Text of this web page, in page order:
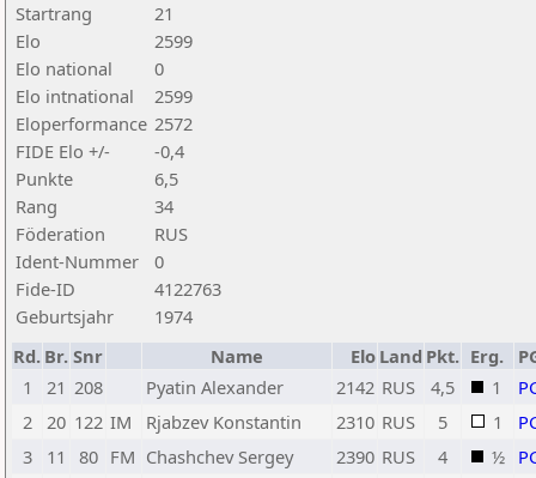
Startrang
21
Elo
2599
Elo national
0
Elo intnational
2599
Eloperformance 2572
FIDE Elo +/-
-0,4
Punkte
6,5
Rang
34
Föderation
RUS
Ident-Nummer
0
Fide-ID
4122763
Geburtsjahr
1974
Rd. Br. Snr Name Elo Land Pkt. Erg.
1
21 208 Pyatin Alexander 2142 RUS 4,5 1
2
20 122 IM Rjabzev Konstantin 2310 RUS 5 1
3
11 80 FM Chashchev Sergey 2390 RUS 4 ½